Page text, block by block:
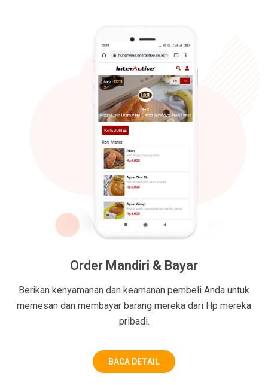
Order Mandiri & Bayar
Berikan kenyamanan dan keamanan pembeli Anda untuk
memesan dan membayar barang mereka dari Hp mereka
pribadi.
BACA DETAIL